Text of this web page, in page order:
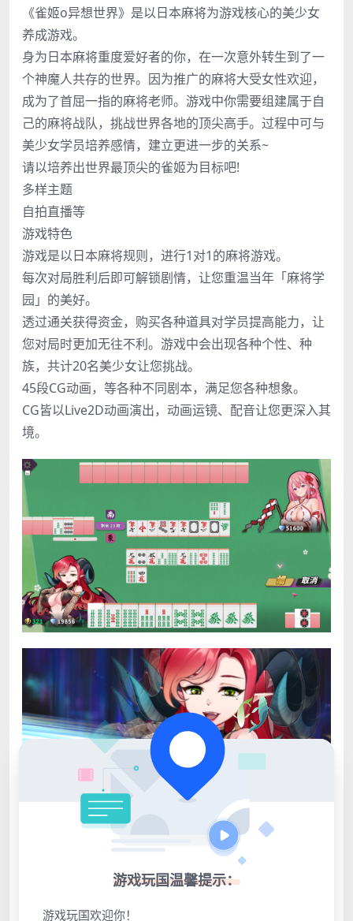
《雀姬o异想世界》是以日本麻将为游戏核心的美少女
养成游戏。
身为日本麻将重度爱好者的你，在一次意外转生到了一
个神魔人共存的世界。因为推广的麻将大受女性欢迎，
成为了首屈一指的麻将老师。游戏中你需要组建属于自
己的麻将战队，挑战世界各地的顶尖高手。过程中可与
美少女学员培养感情，建立更进一步的关系~
请以培养出世界最顶尖的雀姬为目标吧!
多样主题
自拍直播等
游戏特色
游戏是以日本麻将规则，进行1对1的麻将游戏。
每次对局胜利后即可解锁剧情，让您重温当年「麻将学
园」的美好。
透过通关获得资金，购买各种道具对学员提高能力，让
您对局时更加无往不利。游戏中会出现各种个性、种
族，共计20名美少女让您挑战。
45段CG动画，等各种不同剧本，满足您各种想象。
CG皆以Live2D动画演出，动画运镜、配音让您更深入其
境。
游戏玩国温馨提示：
游戏玩国欢迎你！